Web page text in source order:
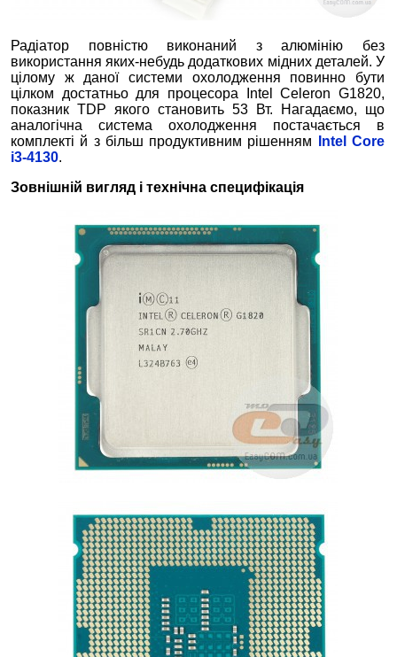
Радіатор повністю виконаний з алюмінію без
використання яких-небудь додаткових мідних деталей. У
цілому ж даної системи охолодження повинно бути
цілком достатньо для процесора Intel Celeron G1820,
показник TDP якого становить 53 Вт. Нагадаємо, що
аналогічна система охолодження постачається в
комплекті й з більш продуктивним рішенням
Intel Core
i3-4130.
Зовнішній вигляд і технічна специфікація